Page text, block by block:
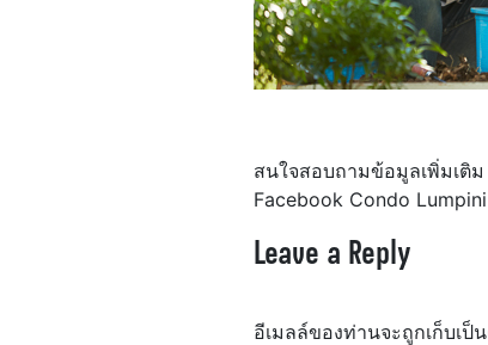
สนใจสอบถามข้อมูลเพิ่มเติ
Facebook Condo Lumpini
Leave a Reply
อีเมลล์ของท่านจะถูกเก็บเป็